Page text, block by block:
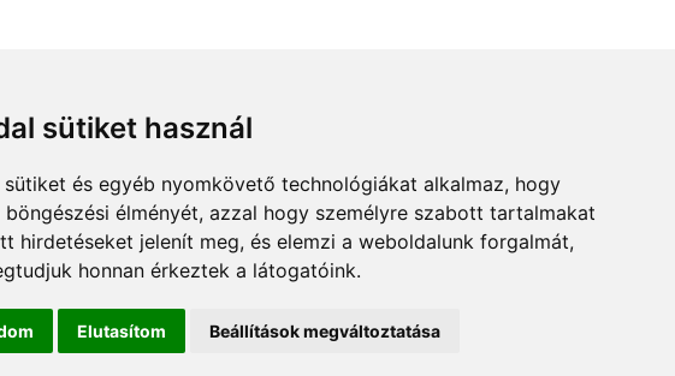
sütiket használ
és egyéb nyomkövető technológiákat alkalmaz, hogy
böngészési élményét, azzal hogy személyre szabott tartalmakat
hirdetéseket jelenít meg, és elemzi a weboldalunk forgalmát,
honnan érkeztek a látogatóink.
Elutasítom Beállítások megváltoztatása